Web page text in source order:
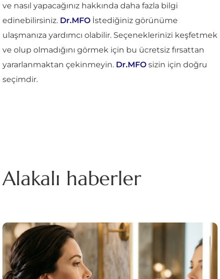
ve nasıl yapacağınız hakkında daha fazla bilgi
edinebilirsiniz. Dr.MFO İstediğiniz görünüme
ulaşmanıza yardımcı olabilir. Seçeneklerinizi keşfetmek
ve olup olmadığını görmek için bu ücretsiz fırsattan
yararlanmaktan çekinmeyin. Dr.MFO sizin için doğru
seçimdir.
Alakalı haberler